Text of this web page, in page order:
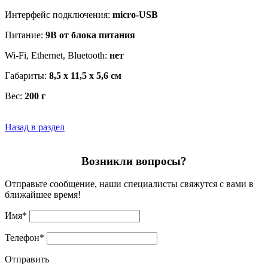
Интерфейс подключения: micro-USB
Питание: 9В от блока питания
Wi-Fi, Ethernet, Bluetooth: нет
Габариты: 8,5 х 11,5 х 5,6 см
Вес: 200 г
Назад в раздел
Возникли вопросы?
Отправьте сообщение, наши специалисты свяжутся с вами в
ближайшее время!
Имя*
Телефон*
Отправить